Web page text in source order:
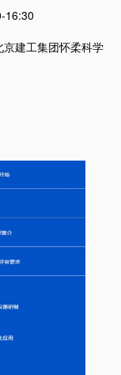
16:30
建工集团怀柔科学